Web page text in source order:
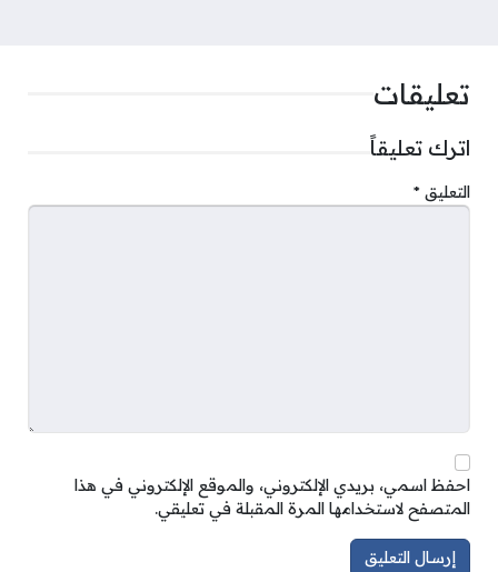
تعليقات
اترك تعليقاً
التعليق *
احفظ اسمي، بريدي الإلكتروني، والموقع الإلكتروني في هذا
المتصفح لاستخدامها المرة المقبلة في تعليقي.